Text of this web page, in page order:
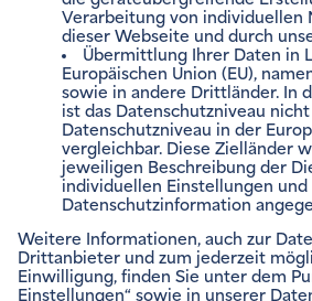
ENVIAM NEWSLETTER
Zum Newsletter anmelden
VERTRÄGE VERWALTEN